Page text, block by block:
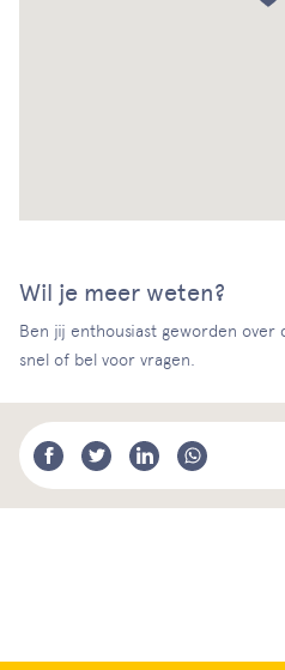
Wil je meer weten?
Ben jij enthousiast geworden over
snel of bel voor vragen.